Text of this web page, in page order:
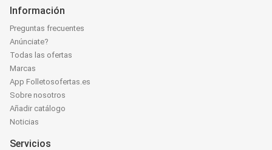
Información
Preguntas frecuentes
Anúnciate?
Todas las ofertas
Marcas
App Folletosofertas.es
Sobre nosotros
Añadir catálogo
Noticias
Servicios